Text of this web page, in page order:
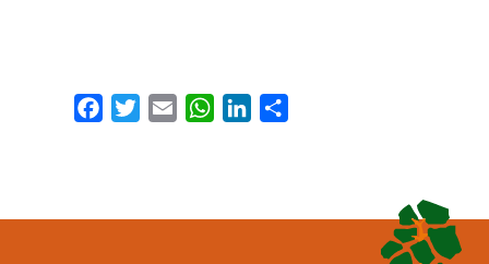
FacebookTwitterEmail WhatsApp
LinkedIn